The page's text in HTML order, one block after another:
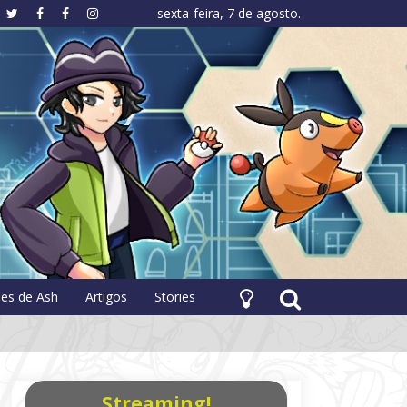
sexta-feira, 7 de agosto.
de Ash Artigos Stories